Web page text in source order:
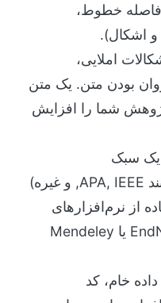
فاصله خطوط،
و اشکال).
املایی،
بودن متن. یک متن
شما را افزایش
یک سبک
رفرنس‌نویسی یکپارچه (مانند APA, IEEE, و غیره)
از نرم‌افزارهای
مدیریت رفرنس مانند EndNote یا Mendeley
خام، کد